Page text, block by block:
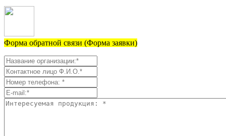
Форма обратной связи (Форма заявки)